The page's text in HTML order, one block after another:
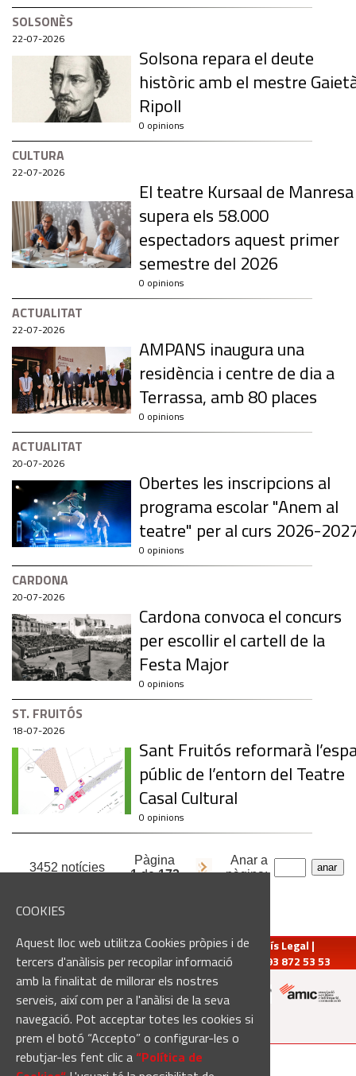
COOKIES
Aquest lloc web utilitza Cookies pròpies i de
tercers d'anàlisis per recopilar informació
amb la finalitat de millorar els nostres
serveis, així com per a l'anàlisi de la seva
navegació. Pot acceptar totes les cookies si
prem el botó “Accepto” o configurar-les o
rebutjar-les fent clic a“Política de
SOLSONÈS
22-07-2026
Solsona repara el deute
històric amb el mestre
Ripoll
0 opinions
CULTURA
22-07-2026
El teatre Kursaal de Manresa
supera els 58.000
espectadors aquest primer
semestre del 2026
0 opinions
ACTUALITAT
22-07-2026
AMPANS inaugura una
residència i centre de dia a
Terrassa, amb 80 places
0 opinions
ACTUALITAT
20-07-2026
Obertes les inscripcions al
programa escolar "Anem al
teatre" per al curs 2026-
0 opinions
CARDONA
20-07-2026
Cardona convoca el concurs
per escollir el cartell de la
Festa Major
0 opinions
ST. FRUITÓS
18-07-2026
Sant Fruitós reformarà
públic de l’entorn del Teatre
Casal Cultural
0 opinions
3452 notícies
Pàgina
1de173
Anar a
pàgina:
redaccio@manresadiari.cat|Qui som Avís Legal |
Pompeu Fabra, 7-13, 08240-Manresa | Tel.: 93 872 53 53
Altres mitjans del grup:
[Web creada perDuma Interactiva